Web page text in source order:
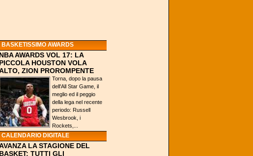
BASKETISSIMO AWARDS
NBA AWARDS VOL 17: LA
PICCOLA HOUSTON VOLA
ZION PROROMPENTE
Torna, dopo la pausa
dell'All Star Game, il
meglio ed il peggio
della lega nel recente
periodo: Russell
Wesbrook, i
Rockets,...
CALENDARIO DIGITALE
LA STAGIONE DEL
BASKET: TUTTI GLI